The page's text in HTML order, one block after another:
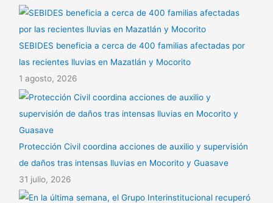
SEBIDES beneficia a cerca de 400 familias afectadas por
las recientes lluvias en Mazatlán y Mocorito
1 agosto, 2026
Protección Civil coordina acciones de auxilio y supervisión
de daños tras intensas lluvias en Mocorito y Guasave
31 julio, 2026